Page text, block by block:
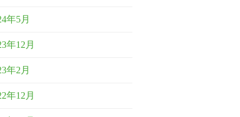
年5月
年12月
年2月
年12月